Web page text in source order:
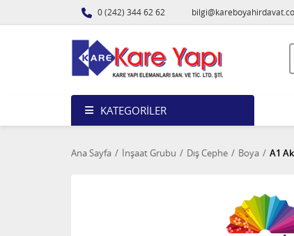
0 (242) 344 62 62
KATEGORILER
Ana Sayfa İnşaat Grubu Dış Cephe Boya A1